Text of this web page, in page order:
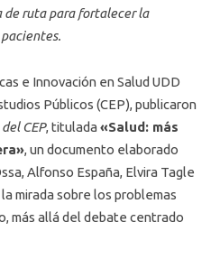
de ruta para fortalecer la
e Innovación en Salud UDD
Públicos (CEP), publicaron
CEP, titulada «Salud: más
, un documento elaborado
Alfonso España, Elvira Tagle
mirada sobre los problemas
más allá del debate centrado